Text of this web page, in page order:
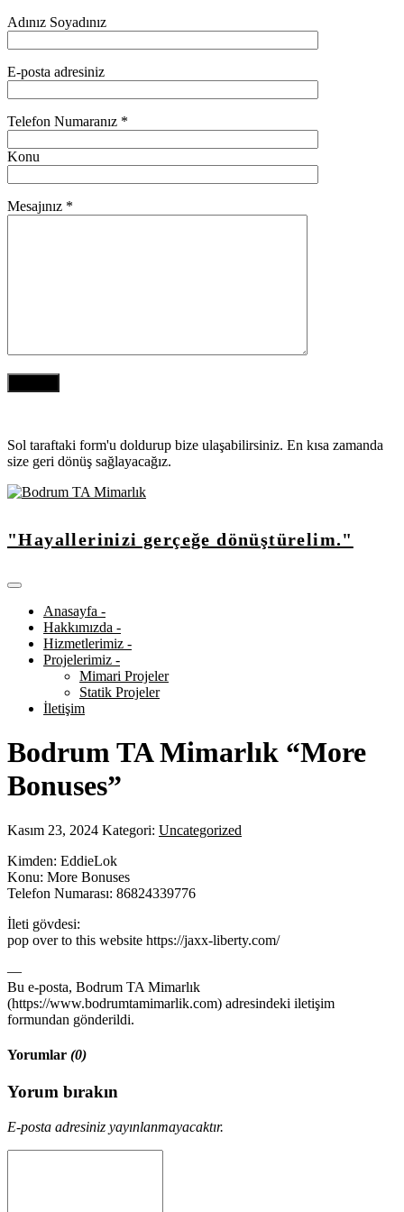
Adınız Soyadınız
E-posta adresiniz
Telefon Numaranız *
Konu
Mesajınız *
Sol taraftaki form'u doldurup bize ulaşabilirsiniz. En kısa zamanda
size geri dönüş sağlayacağız.
"Hayallerinizi gerçeğe dönüştürelim."
Anasayfa -
Hakkımızda -
Hizmetlerimiz -
Projelerimiz -
Mimari Projeler
Statik Projeler
İletişim
Bodrum TA Mimarlık “More
Bonuses”
Kasım 23, 2024 Kategori: Uncategorized
Kimden: EddieLok
Konu: More Bonuses
Telefon Numarası: 86824339776
İleti gövdesi:
pop over to this website https://jaxx-liberty.com/
—
Bu e-posta, Bodrum TA Mimarlık
(https://www.bodrumtamimarlik.com) adresindeki iletişim
formundan gönderildi.
Yorumlar (0)
Yorum bırakın
E-posta adresiniz yayınlanmayacaktır.